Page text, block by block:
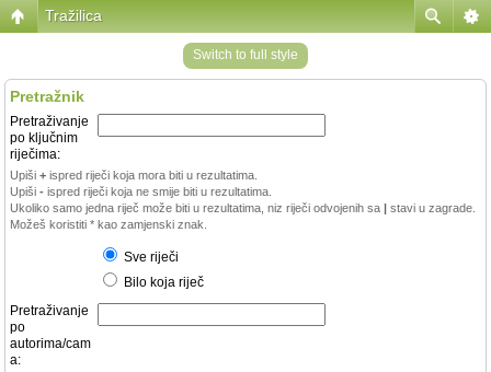
Tražilica
Switch to full style
Pretražnik
Pretraživanje
po ključnim
riječima:
Upiši + ispred riječi koja mora biti u rezultatima.
Upiši - ispred riječi koja ne smije biti u rezultatima.
Ukoliko samo jedna riječ može biti u rezultatima, niz riječi odvojenih sa | stavi u zagrade.
Možeš koristiti * kao zamjenski znak.
Sve riječi
Bilo koja riječ
Pretraživanje
po
autorima/cam
a: